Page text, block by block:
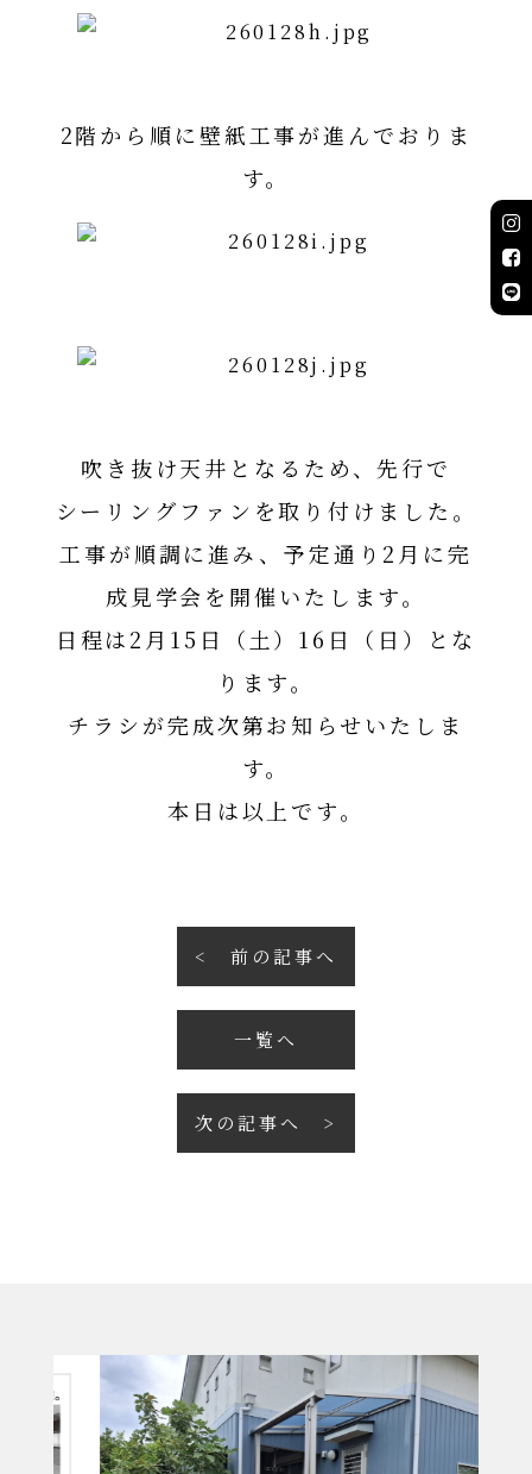
2階から順に壁紙工事が進んでおりま
す。
吹き抜け天井となるため、先行で
シーリングファンを取り付けました。
工事が順調に進み、予定通り2月に完
成見学会を開催いたします。
日程は2月15日（土）16日（日）とな
ります。
チラシが完成次第お知らせいたしま
す。
本日は以上です。
前の記事へ
一覧へ
次の記事へ